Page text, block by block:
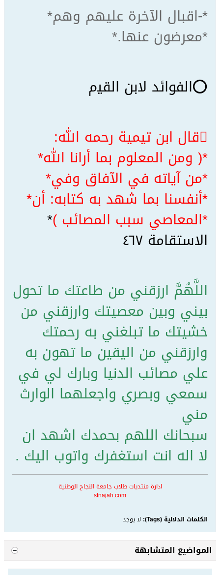
*-ﺍﻗﺒﺎﻝ ﺍﻵﺧﺮﺓ ﻋﻠﻴﻬﻢ ﻭﻫﻢ*
*ﻣﻌﺮﺿﻮﻥ ﻋﻨﻬﺎ.*
⭕ﺍﻟﻔﻮﺍﺋﺪ ﻻﺑﻦ ﺍﻟﻘﻴم
قال ابن تيمية رحمه الله:
*( ومن المعلوم بما أرانا الله*
*من آياته في الآفاق وفي*
*أنفسنا بما شهد به كتابه: أن*
*المعاصي سبب المصائب )*
الاستقامة ٤٦٧
اللَّهُمَّ ارزقني من طاعتك ما تحول
بيني وبين معصيتك وارزقني من
خشيتك ما تبلغني به رحمتك
وارزقني من اليقين ما تهون به
علي مصائب الدنيا وبارك لي في
سمعي وبصري واجعلهما الوارث
مني
سبحانك اللهم بحمدك اشهد ان
لا اله انت استغفرك واتوب اليك .
ادارة منتديات طلاب جامعة النجاح الوطنية
stnajah.com
الكلمات الدلالية (Tags): لا يوجد
المواضيع المتشابهة